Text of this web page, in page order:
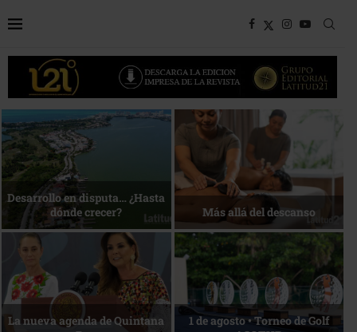
Bottega, un viaje servido a la
mesa
Energía que Impulsa la
competitividad